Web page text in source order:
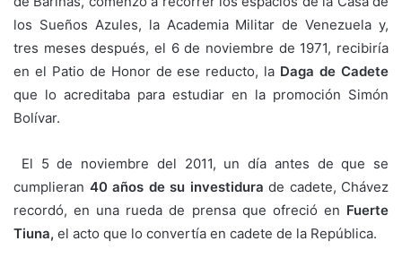
los Sueños Azules, la Academia Militar de Venezuela y,
tres meses después, el 6 de noviembre de 1971, recibiría
en el Patio de Honor de ese reducto, la Daga de Cadete
que lo acreditaba para estudiar en la promoción Simón
Bolívar.
El 5 de noviembre del 2011, un día antes de que se
cumplieran 40 años de su investidura de cadete, Chávez
recordó, en una rueda de prensa que ofreció en Fuerte
Tiuna, el acto que lo convertía en cadete de la República.